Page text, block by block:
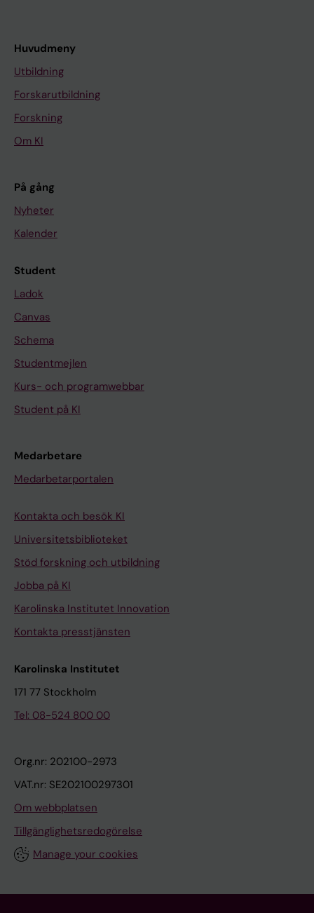
Huvudmeny
Utbildning
Forskarutbildning
Forskning
Om KI
På gång
Nyheter
Kalender
Student
Ladok
Canvas
Schema
Studentmejlen
Kurs- och programwebbar
Student på KI
Medarbetare
Medarbetarportalen
Kontakta och besök KI
Universitetsbiblioteket
Stöd forskning och utbildning
Jobba på KI
Karolinska Institutet Innovation
Kontakta presstjänsten
Karolinska Institutet
171 77 Stockholm
Tel: 08-524 800 00
Org.nr: 202100-2973
VAT.nr: SE202100297301
Om webbplatsen
Tillgänglighetsredogörelse
Manage your cookies